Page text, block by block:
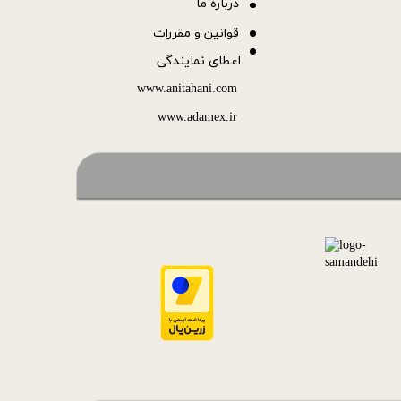
قوانین و مقررات
درباره ما
اعطای نمایندگی
www.anitahani.com
www.ada​​​​​​​mex.ir